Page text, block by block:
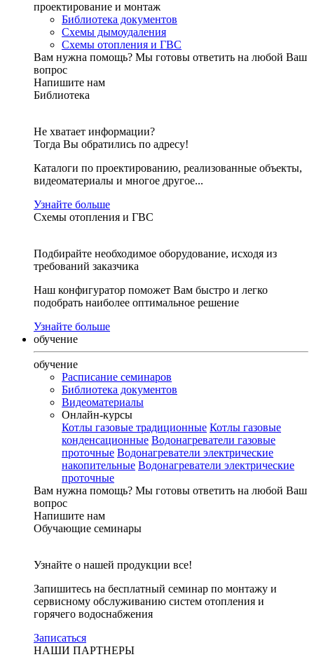
проектирование и монтаж
Библиотека документов
Схемы дымоудаления
Схемы отопления и ГВС
Вам нужна помощь? Мы готовы ответить на любой Ваш
вопрос
Напишите нам
Библиотека
Не хватает информации?
Тогда Вы обратились по адресу!
Каталоги по проектированию, реализованные объекты,
видеоматериалы и многое другое...
Узнайте больше
Схемы отопления и ГВС
Подбирайте необходимое оборудование, исходя из
требований заказчика
Наш конфигуратор поможет Вам быстро и легко
подобрать наиболее оптимальное решение
Узнайте больше
обучение
обучение
Расписание семинаров
Библиотека документов
Видеоматериалы
Онлайн-курсы
Котлы газовые традиционные Котлы газовые
конденсационные Водонагреватели газовые
проточные Водонагреватели электрические
накопительные Водонагреватели электрические
проточные
Вам нужна помощь? Мы готовы ответить на любой Ваш
вопрос
Напишите нам
Обучающие семинары
Узнайте о нашей продукции все!
Запишитесь на бесплатный семинар по монтажу и
сервисному обслуживанию систем отопления и
горячего водоснабжения
Записаться
НАШИ ПАРТНЕРЫ